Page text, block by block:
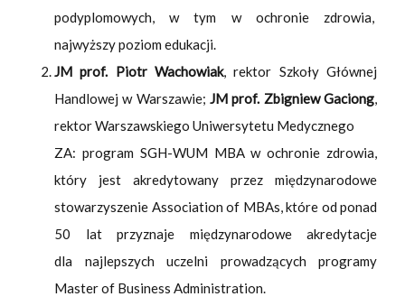
podyplomowych, w tym w ochronie zdrowia,
najwyższy poziom edukacji.
JM prof. Piotr Wachowiak, rektor Szkoły Głównej
Handlowej w Warszawie;JM prof. Zbigniew Gaciong,
rektor Warszawskiego Uniwersytetu Medycznego
ZA: program SGH-WUM MBA w ochronie zdrowia,
który jest akredytowany przez międzynarodowe
stowarzyszenie Association of MBAs, które od ponad
50 lat przyznaje międzynarodowe akredytacje
dla najlepszych uczelni prowadzących programy
Master of Business Administration.